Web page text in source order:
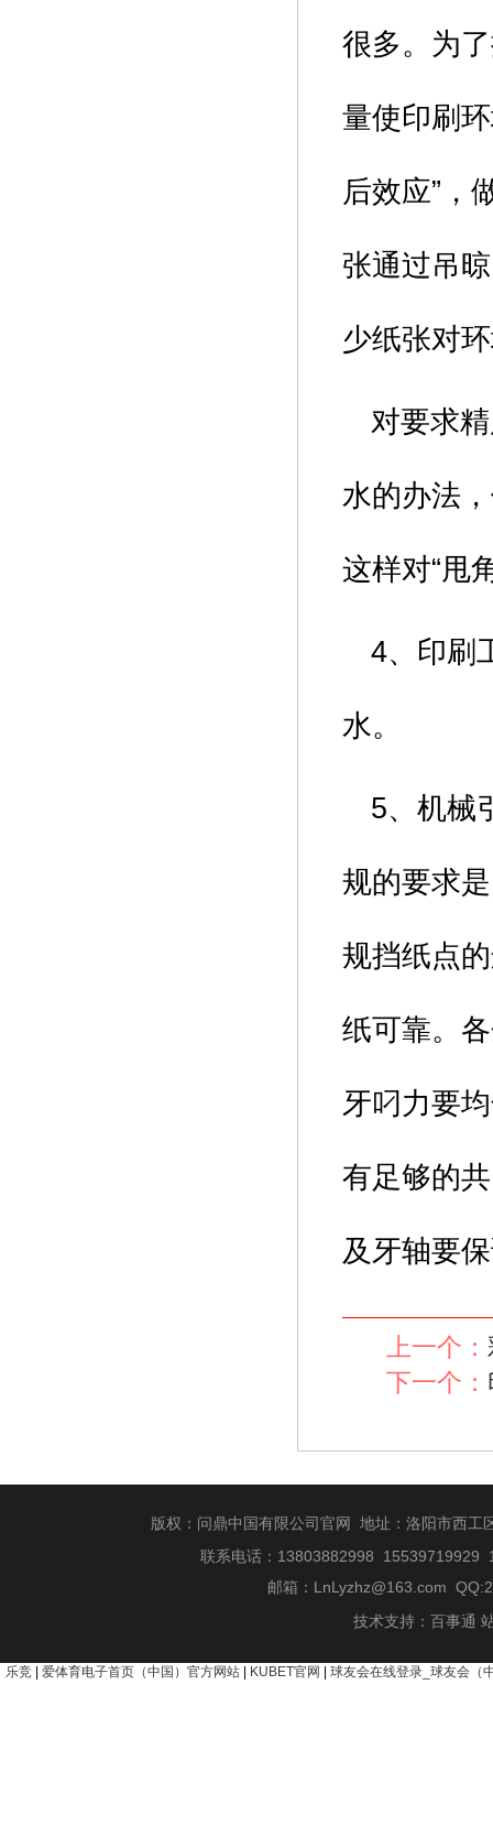
很多。为
量使印刷
后效应”，
张通过吊
少纸张对
对要求
水的办法
这样对“甩
4、印刷
水。
5、机械
规的要求
规挡纸点
纸可靠。
牙叼力要
有足够的
及牙轴要
上一个：
下一个：
版权：问鼎中国有限公司官网 地址：洛阳市西工
联系电话：13803882998
邮箱： LnLyzhz@163.com
技术支持： 百事通
乐竞 |爱体育电子首页（中国）官方网站 KUBET官网 |球友会在线登录_球友会（